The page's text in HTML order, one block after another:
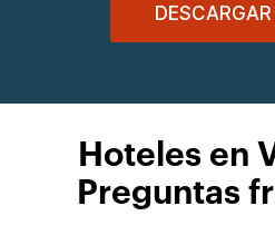
Hoteles en
Preguntas